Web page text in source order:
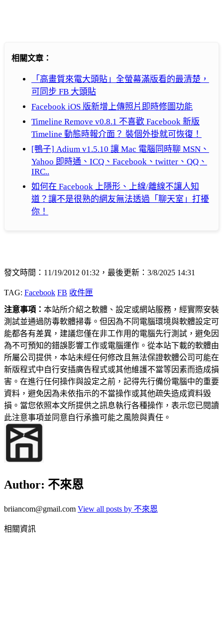
相關文章：
「高畫質來電大頭貼」全螢幕滿版看的最清楚，
可同步 FB 大頭貼
Facebook iOS 版新增上傳照片即時修圖功能
Timeline Remove v0.8.1 不喜歡 Facebook 新版
Timeline 動態時報介面？ 裝個外掛就可恢復！
[鴨子] Adium v1.5.10 讓 Mac 電腦同時聊 MSN、
Yahoo 即時通、ICQ、Facebook、twitter、QQ、
IRC..
如何在 Facebook 上隱形、上線/離線不讓人知
道？讓不是很熟的網友無法透過「聊天室」打擾
你！
發文時間：11/19/2012 01:32，最後更新：3/8/2025 14:31
TAG: Facebook FB 收件匣
注意事項： 本站所介紹之軟體、設定或網站服務，經實際安裝
測試並通過防毒軟體掃毒。但因為不同電腦環境與軟體設定可
能都各有差異，建議您僅在非工作用的電腦先行測試，避免因
為不可預知的錯誤影響工作或電腦運作。從本站下載的軟體由
所屬公司提供，本站未經任何修改且無法保證軟體公司可能在
新版程式中自行安插廣告程式或其他維護不當等因素而造成損
害。在進行任何操作與設定之前，記得先行備份電腦中的重要
資料，避免因為未依指示的不當操作或其他疏失造成資料毀
損。當您依照本文所提供之訊息執行各種操作，表示您已閱讀
此注意事項並同意自行承擔可能之風險與責任。
Author: 不來恩
briiancom@gmail.com View all posts by 不來恩
相關資訊